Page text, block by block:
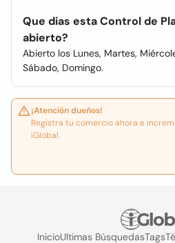
Que dias esta Control de
abierto?
Abierto los Lunes, Martes,
Sábado, Domingo.
¡Atención dueños!
Registra tu comercio ahora e
iGlobal.
InicioUltimas BúsquedasTags